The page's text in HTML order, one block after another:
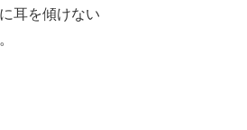
耳を傾けない